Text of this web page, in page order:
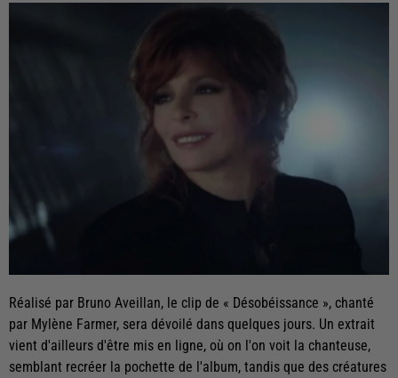
Réalisé par Bruno Aveillan, le clip de « Désobéissance », chanté
par Mylène Farmer, sera dévoilé dans quelques jours. Un extrait
vient d'ailleurs d'être mis en ligne, où on l'on voit la chanteuse,
semblant recréer la pochette de l'album, tandis que des créatures